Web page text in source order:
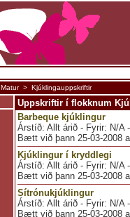
Uppskriftir í flokknum
Barbeque kjúklingur
Árstíð: Allt árið - Fyrir: N/A
Bætt við þann 25-03-2008
Kjúklingur í kryddlegi
Árstíð: Allt árið - Fyrir: N/A
Bætt við þann 25-03-2008
Sítrónukjúklingur
Árstíð: Allt árið - Fyrir: N/A
Bætt við þann 25-03-2008
Matur > Kjúklingauppskriftir